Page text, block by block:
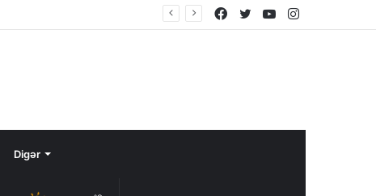
Instagram
YouTube
Twitter
Facebook
Digər